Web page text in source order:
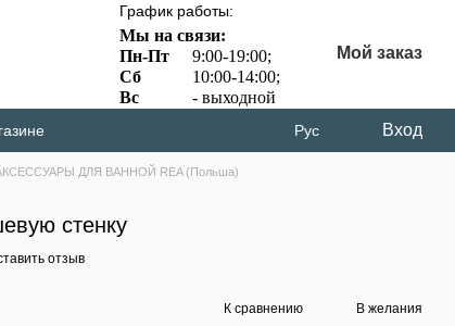
График работы:
Мы на связи:
Пн-Пт
9:00-19:00;
Сб
10:00-14:00;
Вс
- выходной
Мой заказ
Рус Вход
ДЛЯ ВАННОЙ REA (Польша)
стенку
отзыв
К сравнению В желания